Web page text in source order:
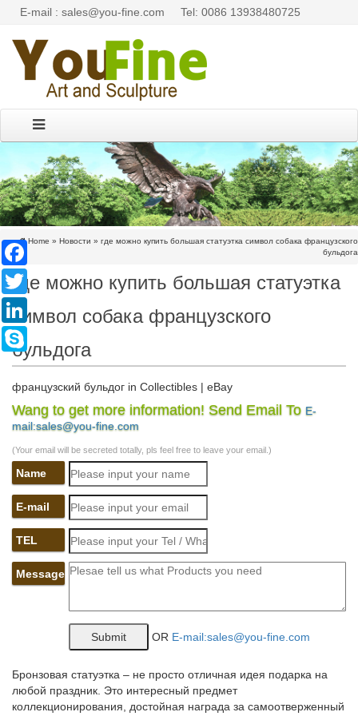
E-mail : sales@you-fine.com Tel: 0086 13938480725
Home » Новости » где можно купить большая статуэтка символ собака французского
бульдога
где можно купить большая статуэтка
символ собака французского
бульдога
французский бульдог in Collectibles | eBay
Все объявления – Текущая страница Аукцион Купить сейчас
Тематические объявления.Французский бульдог бронзовая
статуэтка Собака эксклюзив из России для коллекции.
Совершенно новый.
Статуэтка "бульдог" – Купить Статуэтка "бульдог" недорого
из…
Большой смолы абстрактные Французский бульдог Собака
статуэтки Home Decor ремесел украшения комнаты объекты
старинные украшения …низкая цена для статуэтка "бульдог":
изображение вампира. лошади статуя.
#статуэтка собаки #французский бульдог
Используйте тематические разделы слева, строку поиска
сверху или метки справа для поиска лотов. Хотите узнать
больше?статуэтка собаки французский бульдог. . Регистрация
не требуется.
Wang to get more information! Send Email To E-
mail:sales@you-fine.com
(Your email will be secreted totally, pls feel free to leave your email.)
Name
E-mail
TEL
Message
OR E-mail:sales@you-fine.com
Бронзовая статуэтка – не просто отличная идея подарка на
любой праздник. Это интересный предмет
коллекционирования, достойная награда за самоотверженный
Facebook